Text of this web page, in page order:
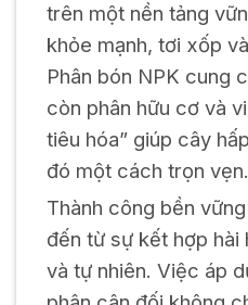
trên một nền tảng
khỏe mạnh, tơi xốp
Phân bón NPK cung
còn phân hữu cơ và
tiêu hóa” giúp cây
đó một cách trọn vẹn.
Thành công bền
đến từ sự kết hợp hài
và tự nhiên. Việc áp